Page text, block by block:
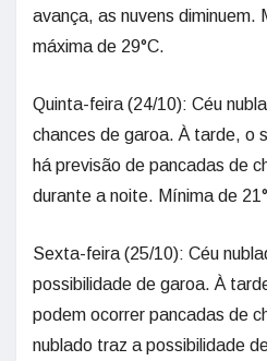
avança, as nuvens diminuem.
máxima de 29°C.
Quinta-feira (24/10): Céu
chances de garoa. À tarde, o
há previsão de pancadas de
durante a noite. Mínima de
Sexta-feira (25/10): Céu
possibilidade de garoa. À
podem ocorrer pancadas de
nublado traz a possibilidade